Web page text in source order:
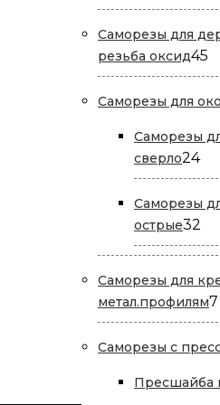
Саморезы для
резьба оксид45
Саморезы для
Саморезы
сверло2424
Саморезы
острые32
Саморезы для
метал.профилям7
Саморезы с
Пресшайба